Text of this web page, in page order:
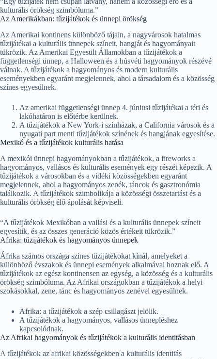
kulturális örökség szimbóluma.”
Az Amerikákban: tűzijátékok és ünnepi örökség
Az Amerikai kontinens különböző tájain, a nagyvárosok hatalmas
tűzijátékai a kulturális ünnepek színeit, hangját és hagyományait
tükrözik. Az Amerikai Egyesült Államokban a tűzijátékok a
függetlenségi ünnep, a Halloween és a húsvéti hagyományok részévé
válnak. A tűzijátékok a hagyományos és modern kulturális
eseményekben egyaránt megjelennek, ahol a társadalom és a közösség
színes egyesülnek.
Az amerikai függetlenségi ünnep 4. júniusi tűzijátékai a téri és
lakóhatáron is előtérbe kerülnek.
A tűzijátékok a New York-i színházak, a California városok és a
nyugati part menti tűzijátékok színének és hangjának egyesítése.
Mexikó és a tűzijátékok kulturális hatása
A mexikói ünnepi hagyományokban a tűzijátékok, a fireworks a
hagyományos, vallásos és kulturális események egy részét képezik. A
tűzijátékok a városokban és a vidéki közösségekben egyaránt
megjelennek, ahol a hagyományos zenék, táncok és gasztronómia
találkozik. A tűzijátékok szimbolikája a közösségi összetartást és a
kulturális örökség élő ápolását képviseli.
“A tűzijátékok Mexikóban a vallási és a kulturális ünnepek színeit
egyesítik, és az összes generáció közös értékeit tükrözik.”
Afrika: tűzijátékok és hagyományos ünnepek
Áfrika számos országa színes tűzijátékokat kínál, amelyeket a
különböző évszakok és ünnepi események alkalmával hoznak elő. A
tűzijátékok az egész kontinensen az egység, a közösség és a kulturális
örökség szimbóluma. Az Afrikai országokban a tűzijátékok a helyi
szokásokkal, zene, tánc és hagyományos zenével egyesülnek.
Afrika: a tűzijátékok a szép csillagászt jelölik.
A tűzijátékok a hagyományos, vallásos ünnepléshez
kapcsolódnak.
Az Afrikai hagyományok és tűzijátékok a kulturális identitásban
A tűzijátékok az afrikai közösségekben a kulturális identitás